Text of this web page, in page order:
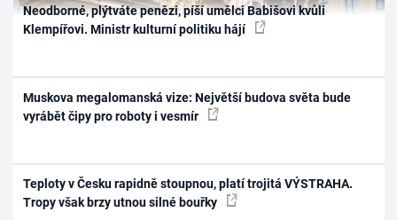
Neodborné, plýtváte penězi, píší umělci Babišovi kvůli
Klempířovi. Ministr kulturní politiku hájí
Muskova megalomanská vize: Největší budova světa bude
vyrábět čipy pro roboty i vesmír
Teploty v Česku rapidně stoupnou, platí trojitá VÝSTRAHA.
Tropy však brzy utnou silné bouřky